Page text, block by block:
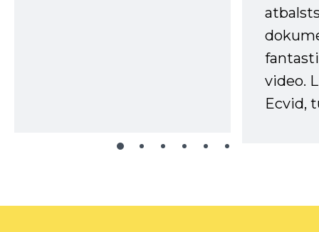
video.
Ecvid,